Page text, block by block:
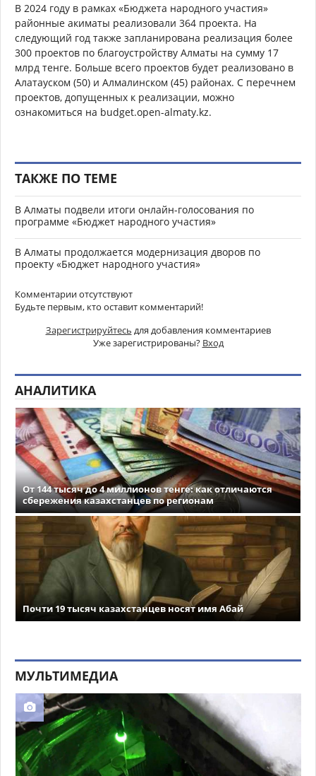
В 2024 году в рамках «Бюджета народного участия»
районные акиматы реализовали 364 проекта. На
следующий год также запланирована реализация более
300 проектов по благоустройству Алматы на сумму 17
млрд тенге. Больше всего проектов будет реализовано в
Алатауском (50) и Алмалинском (45) районах. С перечнем
проектов, допущенных к реализации, можно
ознакомиться на budget.open-almaty.kz.
ТАКЖЕ ПО ТЕМЕ
В Алматы подвели итоги онлайн-голосования по
программе «Бюджет народного участия»
В Алматы продолжается модернизация дворов по
проекту «Бюджет народного участия»
Комментарии отсутствуют
Будьте первым, кто оставит комментарий!
Зарегистрируйтесь для добавления комментариев
Уже зарегистрированы? Вход
АНАЛИТИКА
От 144 тысяч до 4 миллионов тенге: как отличаются
сбережения казахстанцев по регионам
Почти 19 тысяч казахстанцев носят имя Абай
МУЛЬТИМЕДИА